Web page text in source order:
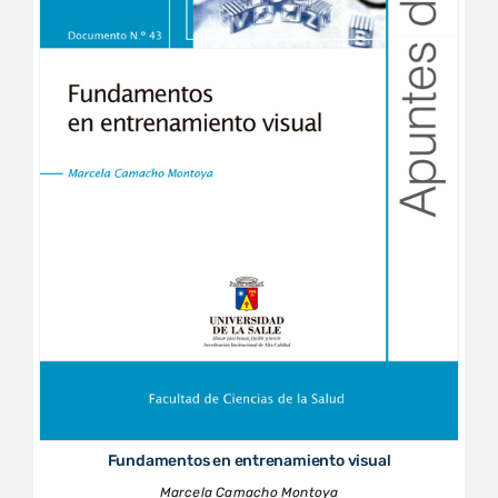
Fundamentos en entrenamiento visual
Marcela Camacho Montoya